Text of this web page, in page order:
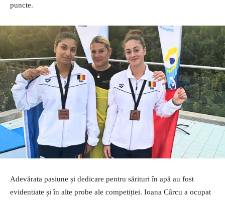
puncte.
Adevărata pasiune și dedicare pentru sărituri în apă au fost
evidentiate și în alte probe ale competiției. Ioana Cârcu a ocupat